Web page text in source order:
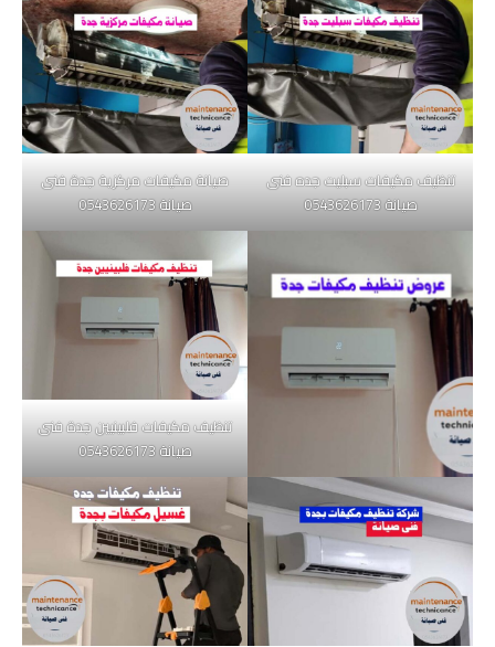
تنظيف مكيفات سبليت جده فنى
صيانة 0543626173
صيانة مكيفات مركزية جدة فنى
صيانة 0543626173
تنظيف مكيفات فلبينيين جدة فنى
صيانة 0543626173